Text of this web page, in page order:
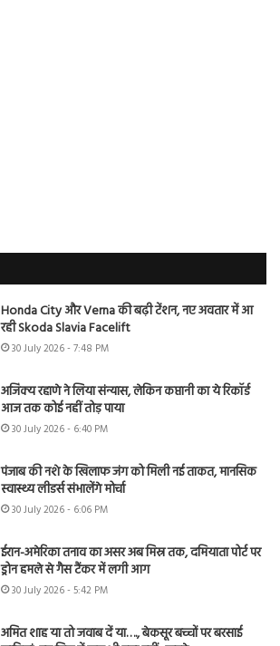
Honda City और Verna की बढ़ी टेंशन, नए अवतार में आ
रही Skoda Slavia Facelift
30 July 2026 - 7:48 PM
अजिंक्य रहाणे ने लिया संन्यास, लेकिन कप्तानी का ये रिकॉर्ड
आज तक कोई नहीं तोड़ पाया
30 July 2026 - 6:40 PM
पंजाब की नशे के खिलाफ जंग को मिली नई ताकत, मानसिक
स्वास्थ्य लीडर्स संभालेंगे मोर्चा
30 July 2026 - 6:06 PM
ईरान-अमेरिका तनाव का असर अब मिस्र तक, दमियाता पोर्ट पर
ड्रोन हमले से गैस टैंकर में लगी आग
30 July 2026 - 5:42 PM
अमित शाह या तो जवाब दें या…., बेकसूर बच्चों पर बरसाई